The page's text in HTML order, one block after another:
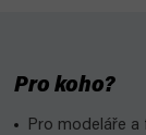
Pro koho?
Pro modeláře a